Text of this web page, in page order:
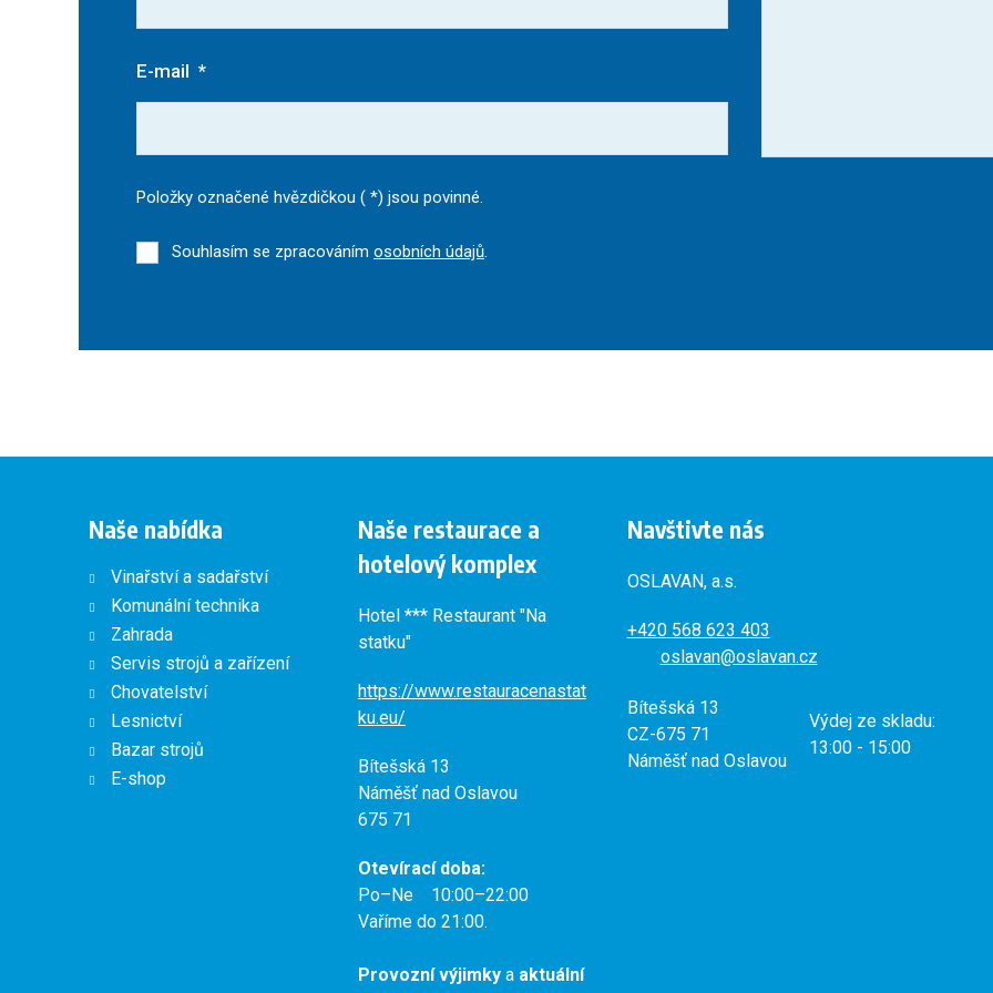
E-mail *
Položky označené hvězdičkou ( *) jsou povinné.
Souhlasím se zpracováním osobních údajů.
Naše nabídka
Vinařství a sadařství
Komunální technika
Zahrada
Servis strojů a zařízení
Chovatelství
Lesnictví
Bazar strojů
E-shop
Naše restaurace a
hotelový komplex
Hotel *** Restaurant "Na
statku"
https://www.restauracenastat
ku.eu/
Bítešská 13
Náměšť nad Oslavou
675 71
Otevírací doba:
Po–Ne 10:00–22:00
Vaříme do 21:00.
Provozní výjimkya aktuální
Navštivte nás
OSLAVAN, a.s.
+420 568 623 403
oslavan@oslavan.cz
Bítešská 13
CZ-675 71
Náměšť nad Oslavou
Výdej ze skladu:
13:00 - 15:00